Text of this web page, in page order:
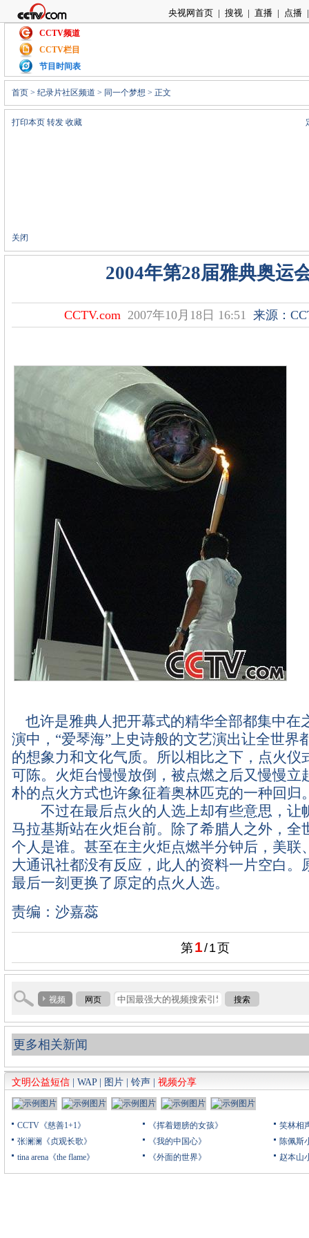
央视网首页 | 搜视 | 直播 | 点播 |
CCTV频道
CCTV栏目
节目时间表
首页 > 纪录片社区频道 > 同一个梦想 > 正文
打印本页 转发 收藏
关闭
2004年第28届雅典奥运
CCTV.com 2007年10月18日 16:51 来源：
也许是雅典人把开幕式的精华全部都集中在
演中，“爱琴海”上史诗般的文艺演出让全世界
的想象力和文化气质。所以相比之下，点火仪
可陈。火炬台慢慢放倒，被点燃之后又慢慢立
朴的点火方式也许象征着奥林匹克的一种回归
不过在最后点火的人选上却有些意思，让
马拉基斯站在火炬台前。除了希腊人之外，全
个人是谁。甚至在主火炬点燃半分钟后，美联
大通讯社都没有反应，此人的资料一片空白。
最后一刻更换了原定的点火人选。
责编：沙嘉蕊
第1/1页
视频 网页 搜索
更多相关新闻
文明公益短信 WAP| 图片 铃声 视频分享
CCTV《慈善1+1》
张澜澜《贞观长歌》
tina arena《the flame》
《挥着翅膀的女孩》
《我的中国心》
《外面的世界》
笑林相
陈佩斯
赵本山